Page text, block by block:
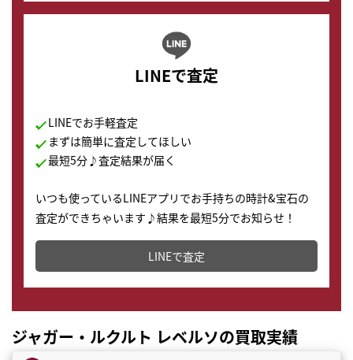
LINEで査定
LINEでお手軽査定
まずは簡単に査定してほしい
最短5分♪査定結果が届く
いつも使っているLINEアプリでお手持ちの時計&宝石の
査定ができちゃいます♪結果を最短5分でお知らせ！
どこからでもすぐに査定金額を知ることが出来ます。
LINEで査定
ジャガー・ルクルト レベルソの買取実績